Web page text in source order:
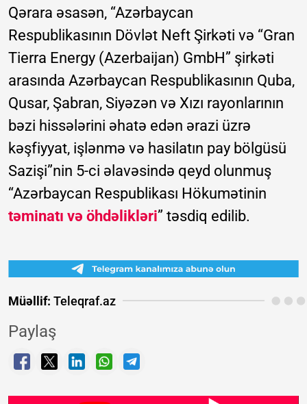
Qərara əsasən, “Azərbaycan
Respublikasının Dövlət Neft Şirkəti və “Gran
Tierra Energy (Azerbaijan) GmbH” şirkəti
arasında Azərbaycan Respublikasının Quba,
Qusar, Şabran, Siyəzən və Xızı rayonlarının
bəzi hissələrini əhatə edən ərazi üzrə
kəşfiyyat, işlənmə və hasilatın pay bölgüsü
Sazişi”nin 5-ci əlavəsində qeyd olunmuş
“Azərbaycan Respublikası Hökumətinin
təminatı və öhdəlikləri” təsdiq edilib.
Müəllif: Teleqraf.az
Paylaş